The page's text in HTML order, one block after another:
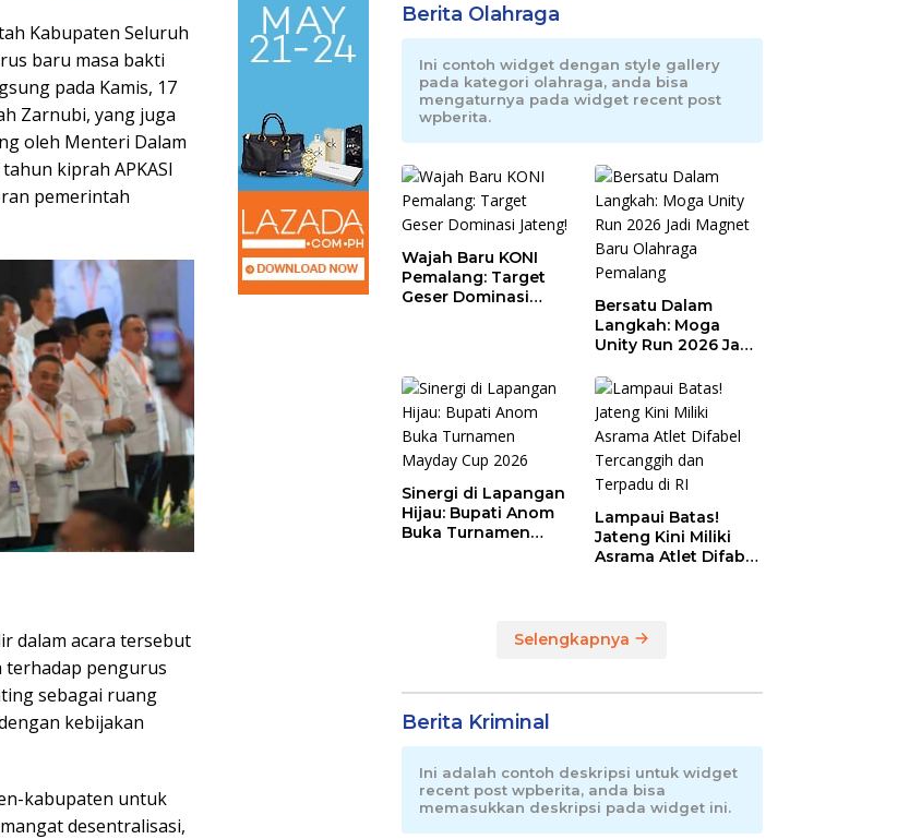
Kabupaten Seluruh
baru masa bakti
pada Kamis, 17
Zarnubi, yang juga
oleh Menteri Dalam
kiprah APKASI
pemerintah
dalam acara tersebut
terhadap pengurus
sebagai ruang
kebijakan
kabupaten untuk
desentralisasi,
Berita Olahraga
Ini contoh widget dengan style gallery
pada kategori olahraga, anda bisa
mengaturnya pada widget recent post
wpberita.
Wajah Baru KONI
Pemalang: Target
Geser Dominasi
Bersatu Dalam
Langkah: Moga
Unity Run 2026 Jadi
Olahraga Pemalang
Sinergi di Lapangan
Hijau: Bupati Anom
Buka Turnamen
Lampaui Batas!
Jateng Kini Miliki
Asrama Atlet Difabel
Selengkapnya
Berita Kriminal
Ini adalah contoh deskripsi untuk widget
recent post wpberita, anda bisa
memasukkan deskripsi pada widget ini.